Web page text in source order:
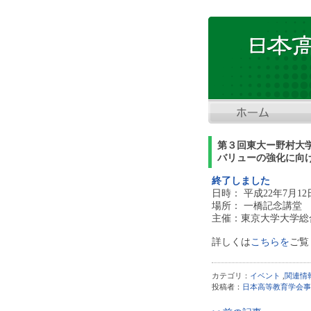
第３回東大ー野村大
バリューの強化に向
終了しました
日時： 平成22年7月
場所： 一橋記念講堂
主催：東京大学大学
詳しくはこちらをご
カテゴリ： イベント
関連情
投稿者： 日本高等教育学会